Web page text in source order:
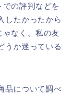
での評判などを
したかったから
ゃなく、私の友
うか迷っている
品について調べ